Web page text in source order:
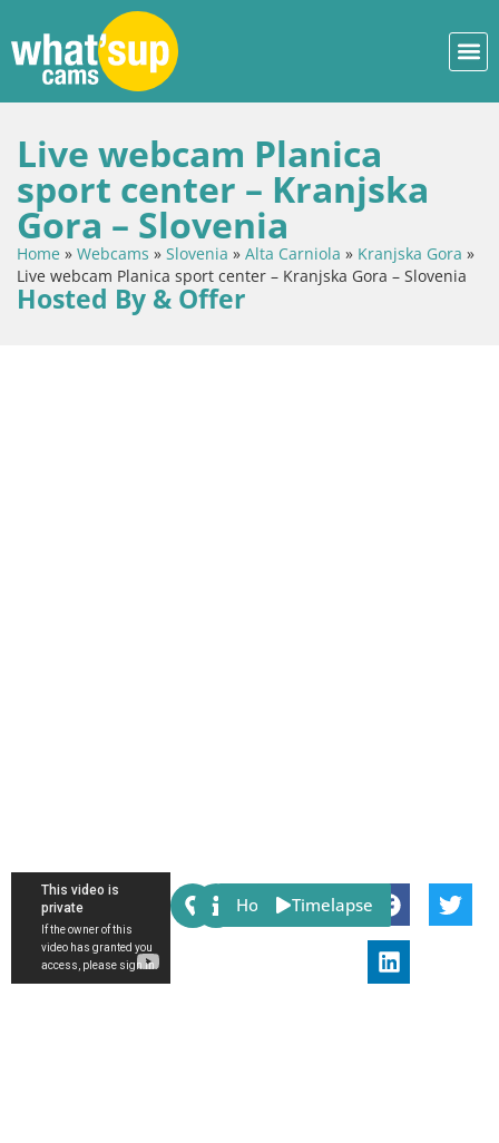
Live webcam Planica
sport center – Kranjska
Gora – Slovenia
Home » Webcams » Slovenia » Alta Carniola » Kranjska Gora »
Live webcam Planica sport center – Kranjska Gora – Slovenia
Hosted By & Offer
Share:
Host Timelapse